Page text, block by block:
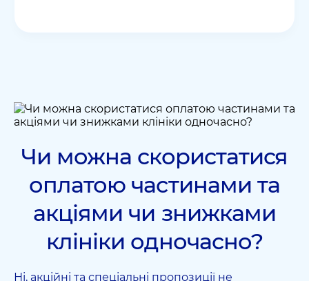
Чи можна скористатися
оплатою частинами та
акціями чи знижками
клініки одночасно?
Ні, акційні та спеціальні пропозиції не